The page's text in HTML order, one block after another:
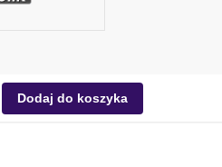
Dodaj do koszyka